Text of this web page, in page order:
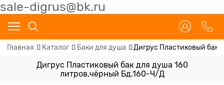
sale-digrus@bk.ru
Главная Каталог Баки для душа Дигрус Пластиковый бак
Дигрус Пластиковый бак для душа 160
литров,чёрный Бд.160-Ч/Д